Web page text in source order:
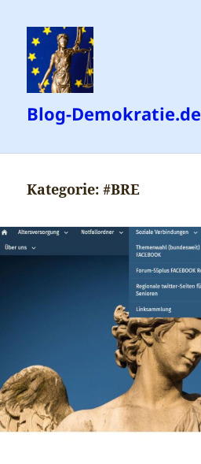
Blog-Demokratie.de
Kategorie:#BRE